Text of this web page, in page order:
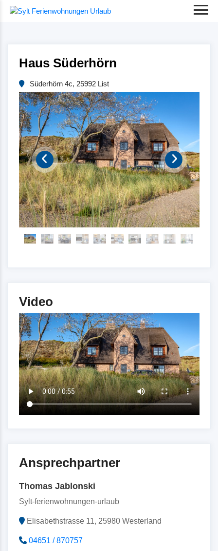
Haus Süderhörn
Süderhörn 4c, 25992 List
Video
Ansprechpartner
Thomas Jablonski
Sylt-ferienwohnungen-urlaub
Elisabethstrasse 11, 25980 Westerland
04651 / 870757